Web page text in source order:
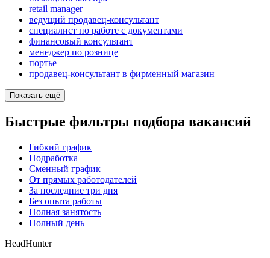
retail manager
ведущий продавец-консультант
специалист по работе с документами
финансовый консультант
менеджер по рознице
портье
продавец-консультант в фирменный магазин
Показать ещё
Быстрые фильтры подбора вакансий
Гибкий график
Подработка
Сменный график
От прямых работодателей
За последние три дня
Без опыта работы
Полная занятость
Полный день
HeadHunter